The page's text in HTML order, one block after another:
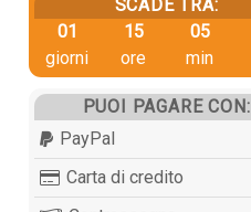
SCADE TRA:
01
giorni
15
ore
05
min
PUOI PAGARE CON:
PayPal
Carta di credito